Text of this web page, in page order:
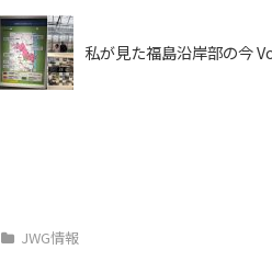
私が見た福島沿岸部の今
JWG情報